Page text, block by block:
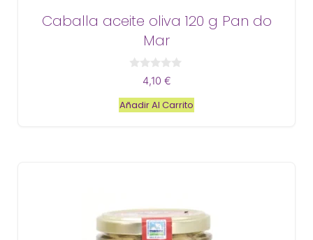
Caballa aceite oliva 120 g Pan do
Mar
e
5
4,10 €
Añadir Al Carrito